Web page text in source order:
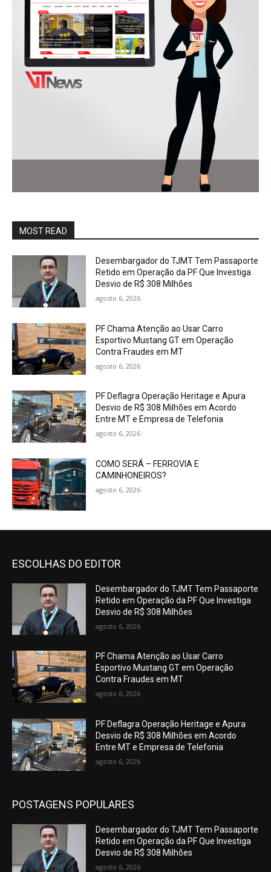
MOST READ
Desembargador do TJMT Tem Passaporte
Retido em Operação da PF Que Investiga
Desvio de R$ 308 Milhões
agosto 6, 2026
PF Chama Atenção ao Usar Carro
Esportivo Mustang GT em Operação
Contra Fraudes em MT
agosto 6, 2026
PF Deflagra Operação Heritage e Apura
Desvio de R$ 308 Milhões em Acordo
Entre MT e Empresa de Telefonia
agosto 6, 2026
COMO SERÁ – FERROVIA E
CAMINHONEIROS?
agosto 6, 2026
ESCOLHAS DO EDITOR
Desembargador do TJMT Tem Passaporte
Retido em Operação da PF Que Investiga
Desvio de R$ 308 Milhões
agosto 6, 2026
PF Chama Atenção ao Usar Carro
Esportivo Mustang GT em Operação
Contra Fraudes em MT
agosto 6, 2026
PF Deflagra Operação Heritage e Apura
Desvio de R$ 308 Milhões em Acordo
Entre MT e Empresa de Telefonia
agosto 6, 2026
POSTAGENS POPULARES
Desembargador do TJMT Tem Passaporte
Retido em Operação da PF Que Investiga
Desvio de R$ 308 Milhões
agosto 6, 2026